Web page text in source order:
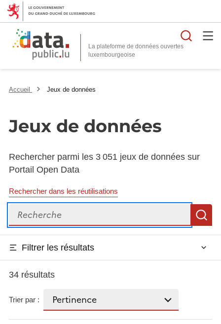
La plateforme de données ouvertes
Accueil Jeux de données
Jeux de données
Rechercher parmi les 3 051 jeux de données sur
Portail Open Data
Rechercher dans les réutilisations
Recherche
Filtrer les résultats
34 résultats
Trier par :